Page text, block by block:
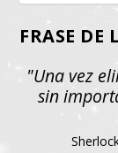
FRASE DE
"Una vez
sin